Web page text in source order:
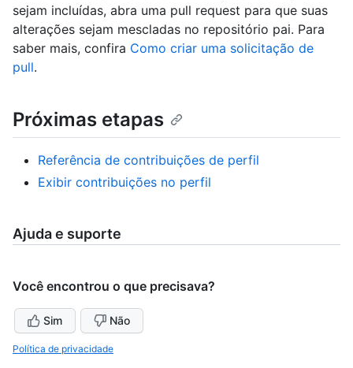
sejam incluídas, abra uma pull request para que suas
alterações sejam mescladas no repositório pai. Para
saber mais, confira Como criar uma solicitação de
pull.
Próximas etapas
Referência de contribuições de perfil
Exibir contribuições no perfil
Ajuda e suporte
Você encontrou o que precisava?
Sim Não
Política de privacidade